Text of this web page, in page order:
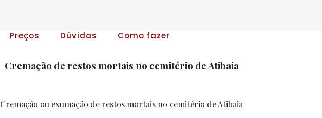
Preços Dúvidas Como fazer
Cremação de restos mortais no cemitério de Atibaia
Cremação ou exumação de restos mortais no cemitério de Atibaia